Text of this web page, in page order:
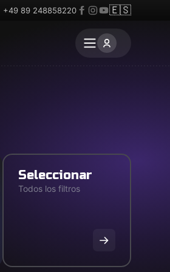
+49 89 248858220 🇪🇸
Seleccionar
Todos los filtros